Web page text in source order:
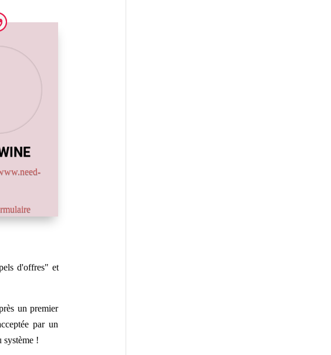
d'offres" et
un premier
par un
système !